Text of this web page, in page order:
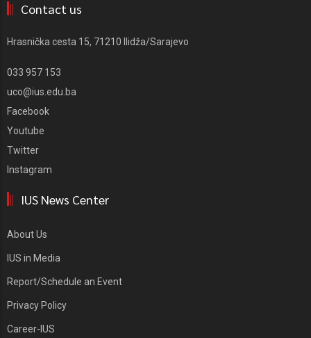
Contact us
Hrasnička cesta 15, 71210 Ilidža/Sarajevo
033 957 153
uco@ius.edu.ba
Facebook
Youtube
Twitter
Instagram
IUS News Center
About Us
IUS in Media
Report/Schedule an Event
Privacy Policy
Career-IUS